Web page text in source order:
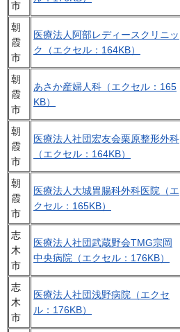
市
朝
霞
市
医療法人阿部レディースクリニッ
ク（エクセル：164KB）
朝
霞
市
あさか産婦人科（エクセル：165
KB）
朝
霞
市
医療法人社団宏友会栗原整形外科
（エクセル：164KB）
朝
霞
市
医療法人大城胃腸科外科医院（エ
クセル：165KB）
志
木
市
医療法人社団武蔵野会TMG宗岡
中央病院（エクセル：176KB）
志
木
市
医療法人社団浅野病院（エクセ
ル：176KB）